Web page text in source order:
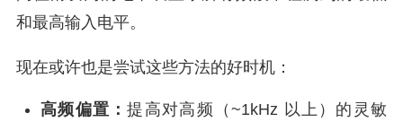
和最高输入电平。
现在或许也是尝试这些方法的好时机：
高频偏置：提高对高频（~1kHz 以上）的灵敏